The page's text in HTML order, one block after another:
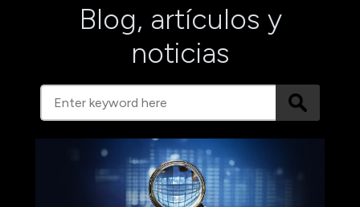
Blog, artículos y
noticias